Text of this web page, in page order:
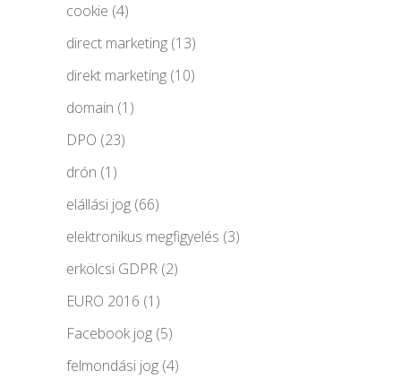
cookie (4)
direct marketing (13)
direkt marketing (10)
domain (1)
DPO (23)
drón (1)
elállási jog (66)
elektronikus megfigyelés (3)
erkölcsi GDPR (2)
EURO 2016 (1)
Facebook jog (5)
felmondási jog (4)